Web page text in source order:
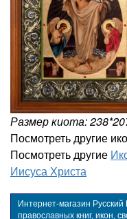
Размер киота:
Посмотреть другие
Посмотреть другие
Иисуса Христа
Интернет-магазин
православных книг, икон,